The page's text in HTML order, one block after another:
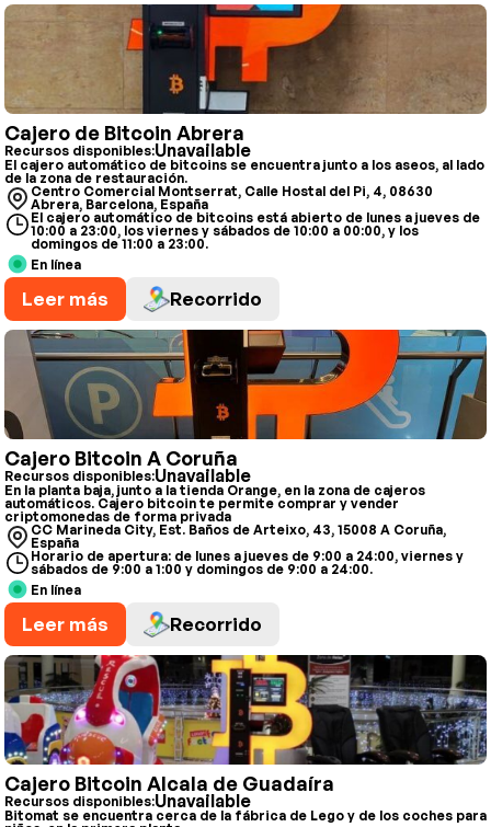
Cajero de Bitcoin Abrera
Recursos disponibles:Unavailable
El cajero automático de bitcoins se encuentra junto a los aseos, al lado
de la zona de restauración.
Centro Comercial Montserrat, Calle Hostal del Pi, 4, 08630
Abrera, Barcelona, España
El cajero automático de bitcoins está abierto de lunes a jueves de
10:00 a 23:00, los viernes y sábados de 10:00 a 00:00, y los
domingos de 11:00 a 23:00.
En línea
Leer más Recorrido
Cajero Bitcoin A Coruña
Recursos disponibles:Unavailable
En la planta baja, junto a la tienda Orange, en la zona de cajeros
automáticos. Cajero bitcoin te permite comprar y vender
criptomonedas de forma privada
CC Marineda City, Est. Baños de Arteixo, 43, 15008 A Coruña,
España
Horario de apertura: de lunes a jueves de 9:00 a 24:00, viernes y
sábados de 9:00 a 1:00 y domingos de 9:00 a 24:00.
En línea
Leer más Recorrido
Cajero Bitcoin Alcala de Guadaíra
Recursos disponibles:Unavailable
Bitomat se encuentra cerca de la fábrica de Lego y de los coches para